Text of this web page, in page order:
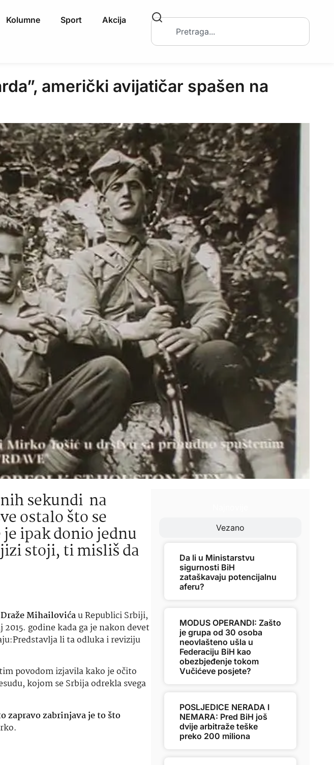
Kolumne Sport Akcija
američki avijatičar spašen na
sekundi na
ostalo što se
ipak donio jednu
stoji, ti misliš da
Draže Mihailovićau Republici Srbiji,
godine kada ga je nakon devet
li ta odluka i reviziju
povodom izjavila kako je očito
kojom se Srbija odrekla svega
zapravo zabrinjava je to što
Vezano
Da li u Ministarstvu
sigurnosti BiH
zataškavaju potencijalnu
aferu?
MODUS OPERANDI: Zašto
je grupa od 30 osoba
neovlašteno ušla u
Federaciju BiH kao
obezbjeđenje tokom
Vučićeve posjete?
POSLJEDICE NERADA I
NEMARA: Pred BiH još
dvije arbitraže teške
preko 200 miliona